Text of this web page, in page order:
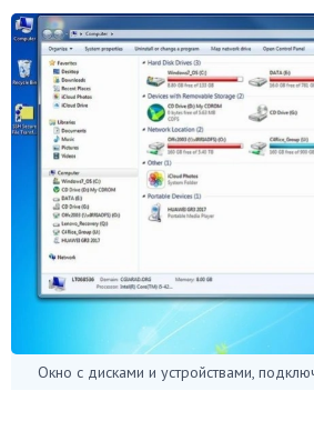
Окно с дисками и устройствами,